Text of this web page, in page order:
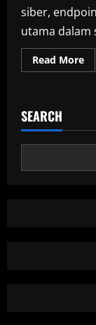
siber,
utama dalam
Read More
di
SEARCH